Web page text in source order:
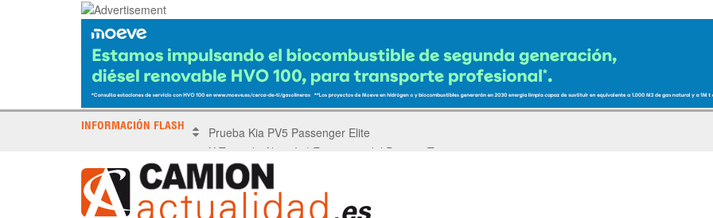
INFORMACIÓN FLASH X Tronada Almería | Encuentro del Pegaso Troner